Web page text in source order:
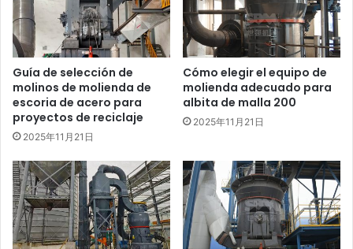
Guía de selección de
molinos de molienda de
escoria de acero para
proyectos de reciclaje
2025年11月21日
Cómo elegir el equipo de
molienda adecuado para
albita de malla 200
2025年11月21日